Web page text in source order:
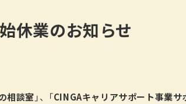
休業のお知らせ
相談室 」、「CINGAキャリアサポート事業サ